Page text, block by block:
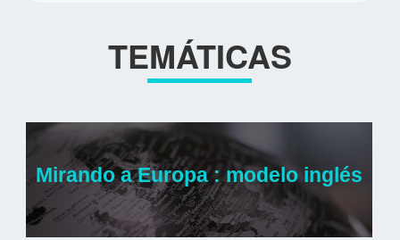
TEMÁTICAS
Mirando a Europa : modelo inglés